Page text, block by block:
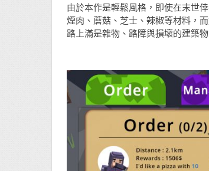
由於本作是輕鬆風格，即使在末世
煙肉、蘑菇、芝士、辣椒等材料，
路上滿是雜物、路障與損壞的建築